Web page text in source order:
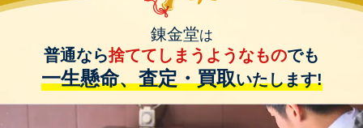
錬金堂は
普通なら捨ててしまうようなものでも
一生懸命、査定・買取いたします!